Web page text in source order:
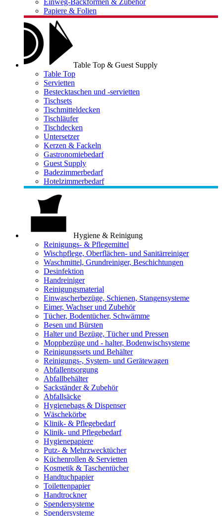
Einweg-Backformen & Zubehör
Papiere & Folien
Table Top & Guest Supply
Table Top
Servietten
Bestecktaschen und -servietten
Tischsets
Tischmitteldecken
Tischläufer
Tischdecken
Untersetzer
Kerzen & Fackeln
Gastronomiebedarf
Guest Supply
Badezimmerbedarf
Hotelzimmerbedarf
Hygiene & Reinigung
Reinigungs- & Pflegemittel
Wischpflege, Oberflächen- und Sanitärreiniger
Waschmittel, Grundreiniger, Beschichtungen
Desinfektion
Handreiniger
Reinigungsmaterial
Einwascherbezüge, Schienen, Stangensysteme
Eimer, Wachser und Zubehör
Tücher, Bodentücher, Schwämme
Besen und Bürsten
Halter und Bezüge, Tücher und Pressen
Moppbezüge und - halter, Bodenwischsysteme
Reinigungssets und Behälter
Reinigungs-, System- und Gerätewagen
Abfallentsorgung
Abfallbehälter
Sackständer & Zubehör
Abfallsäcke
Hygienebags & Dispenser
Wäschekörbe
Klinik- & Pflegebedarf
Klinik- und Pflegebedarf
Hygienepapiere
Putz- & Mehrzwecktücher
Küchenrollen & Servietten
Kosmetik & Taschentücher
Handtuchpapier
Toilettenpapier
Handtrockner
Spendersysteme
Spendersysteme